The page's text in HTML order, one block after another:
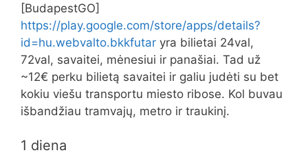
[BudapestGO]
https://play.google.com/store/apps/details?
id=hu.webvalto.bkkfutar yra bilietai 24val,
72val, savaitei, mėnesiui ir panašiai. Tad už
~12€ perku bilietą savaitei ir galiu judėti su bet
kokiu viešu transportu miesto ribose. Kol buvau
išbandžiau tramvajų, metro ir traukinį.
1 diena